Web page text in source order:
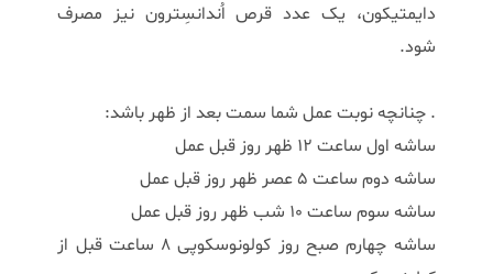
دایمتیکون، یک عدد قرص اُندانسِترون نیز مصرف
شود.
. چنانچه نوبت عمل شما سمت بعد از ظهر باشد:
ساشه اول ساعت 12 ظهر روز قبل عمل
ساشه دوم ساعت 5 عصر ظهر روز قبل عمل
ساشه سوم ساعت 10 شب ظهر روز قبل عمل
ساشه چهارم صبح روز کولونوسکوپی 8 ساعت قبل از